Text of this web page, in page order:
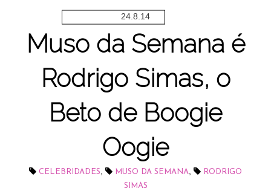
24.8.14
Muso da Semana é
Rodrigo Simas, o
Beto de Boogie
Oogie
CELEBRIDADES, MUSO DA SEMANA,
RODRIGO
SIMAS